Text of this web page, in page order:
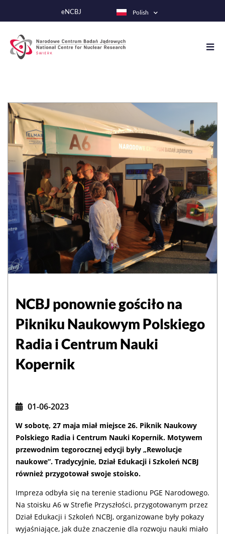
do
eNCBJ Polish
NCBJ ponownie gościło na
Pikniku Naukowym Polskiego
Radia i Centrum Nauki
Kopernik
01-06-2023
W sobotę, 27 maja miał miejsce 26. Piknik Naukowy
Polskiego Radia i Centrum Nauki Kopernik. Motywem
przewodnim tegorocznej edycji były „Rewolucje
naukowe”. Tradycyjnie, Dział Edukacji i Szkoleń NCBJ
również przygotował swoje stoisko.
Impreza odbyła się na terenie stadionu PGE Narodowego.
Na stoisku A6 w Strefie Przyszłości, przygotowanym przez
Dział Edukacji i Szkoleń NCBJ, organizowane były pokazy
wyjaśniające, jak duże znaczenie dla rozwoju nauki miało